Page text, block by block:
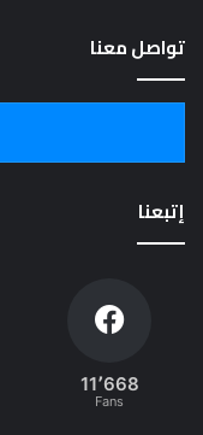
تواصل معنا
إتبعنا
11٬668
Fans